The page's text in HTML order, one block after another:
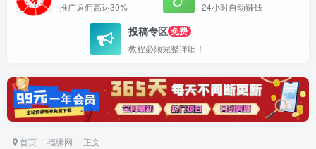
推广返佣高达30%
24小时自动赚钱
投稿专区 免费
教程必须完整详细！
首页 福缘网 正文